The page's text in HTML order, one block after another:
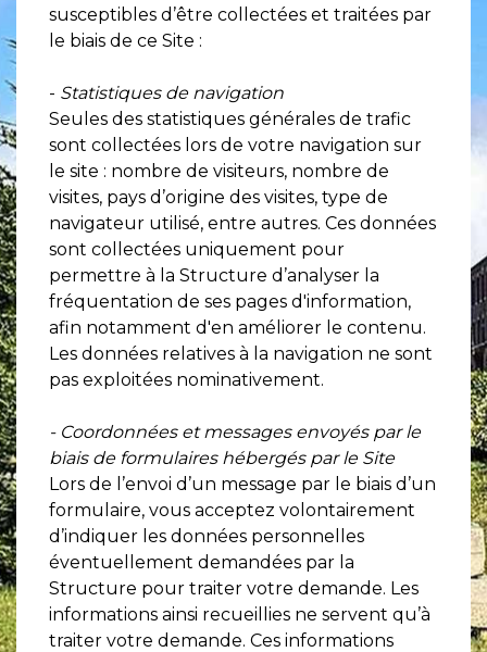
susceptibles d’être collectées et traitées par
le biais de ce Site :
- Statistiques de navigation
Seules des statistiques générales de trafic
sont collectées lors de votre navigation sur
le site : nombre de visiteurs, nombre de
visites, pays d’origine des visites, type de
navigateur utilisé, entre autres. Ces données
sont collectées uniquement pour
permettre à la Structure d’analyser la
fréquentation de ses pages d'information,
afin notamment d'en améliorer le contenu.
Les données relatives à la navigation ne sont
pas exploitées nominativement.
- Coordonnées et messages envoyés par le
biais de formulaires hébergés par le Site
Lors de l’envoi d’un message par le biais d’un
formulaire, vous acceptez volontairement
d’indiquer les données personnelles
éventuellement demandées par la
Structure pour traiter votre demande. Les
informations ainsi recueillies ne servent qu’à
traiter votre demande. Ces informations